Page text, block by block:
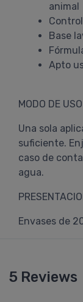
animal
Base
Apto
MODO DE USO
Una sola
suficiente.
caso de
agua.
Envases de
5 Reviews